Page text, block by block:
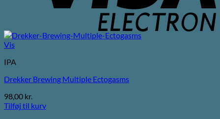
Vis
IPA
Drekker Brewing Multiple Ectogasms
98,00 kr.
Tilføj til kurv